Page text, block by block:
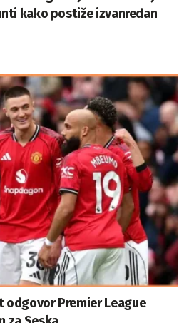
kako postiže izvanredan
odgovor Premier League